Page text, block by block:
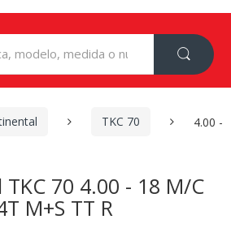
TKC 70
4.00 -
70 4.00 - 18 M/C
M+S TT R